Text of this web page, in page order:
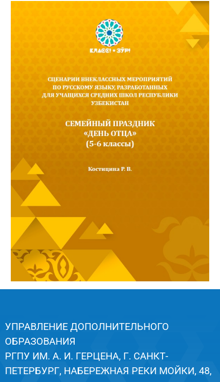
УПРАВЛЕНИЕ ДОПОЛНИТЕЛЬНОГО
ОБРАЗОВАНИЯ
РГПУ ИМ. А. И. ГЕРЦЕНА, Г. САНКТ-
ПЕТЕРБУРГ, НАБЕРЕЖНАЯ РЕКИ МОЙКИ, 48,